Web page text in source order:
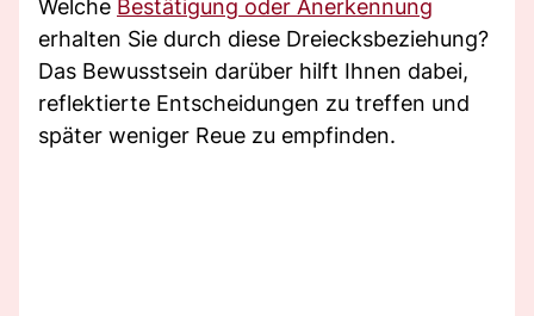
Welche Bestätigung oder Anerkennung
erhalten Sie durch diese Dreiecksbeziehung?
Das Bewusstsein darüber hilft Ihnen dabei,
reflektierte Entscheidungen zu treffen und
später weniger Reue zu empfinden.